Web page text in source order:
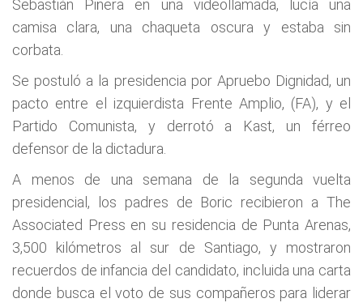
Sebastián Piñera en una videollamada, lucía una
camisa clara, una chaqueta oscura y estaba sin
corbata.
Se postuló a la presidencia por Apruebo Dignidad, un
pacto entre el izquierdista Frente Amplio, (FA), y el
Partido Comunista, y derrotó a Kast, un férreo
defensor de la dictadura.
A menos de una semana de la segunda vuelta
presidencial, los padres de Boric recibieron a The
Associated Press en su residencia de Punta Arenas,
3,500 kilómetros al sur de Santiago, y mostraron
recuerdos de infancia del candidato, incluida una carta
donde busca el voto de sus compañeros para liderar